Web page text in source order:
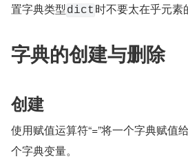
置字典类型dict 时不要太在乎元素
字典的创建与删除
创建
使用赋值运算符“=”将一个字典赋值
个字典变量。